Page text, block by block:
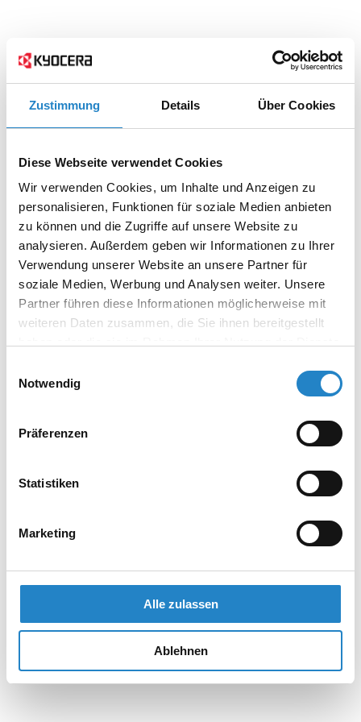
Zustimmung Details Über Cookies
Diese Webseite verwendet Cookies
Wir verwenden Cookies, um Inhalte und Anzeigen zu
personalisieren, Funktionen für soziale Medien anbieten
zu können und die Zugriffe auf unsere Website zu
analysieren. Außerdem geben wir Informationen zu Ihrer
Verwendung unserer Website an unsere Partner für
soziale Medien, Werbung und Analysen weiter. Unsere
Partner führen diese Informationen möglicherweise mit
weiteren Daten zusammen, die Sie ihnen bereitgestellt
Notwendig
Präferenzen
Statistiken
Marketing
Alle zulassen
Ablehnen